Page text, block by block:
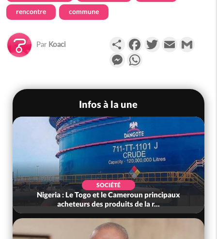
rencontre commune
Par Koaci PartagerFacebookTwitterEmail
Messenger
Infos à la une
SOCIÉTÉ
Côte d'Ivoire : Préparatifs de la Rentrée
Scolaire 2026-2027, les responsab...